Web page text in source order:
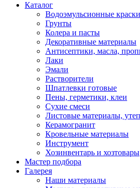
Каталог
Водоэмульсионные краски
Грунты
Колера и пасты
Декоративные материалы
Антисептики, масла,
Лаки
Эмали
Растворители
Шпатлевки готовые
Пены, герметики, клеи
Сухие смеси
Листовые материалы,
Керамогранит
Кровельные материалы
Инструмент
Хозинвентарь и хозтовары
Мастер подбора
Галерея
Наши материалы